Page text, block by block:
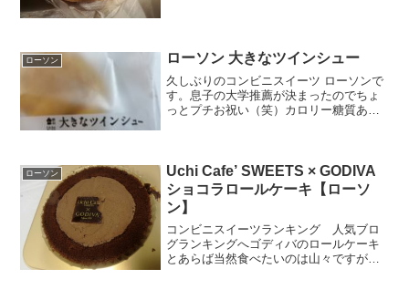
いろいろ魅力的～～～(...
ローソン ローソン 大きなツインシュー
久しぶりのコンビニスイーツ ローソンで
す。息子の大学推薦が決まったのでちょ
っとプチお祝い（笑）カロリー糖質あ
るから、手がちめたいけ...
ローソン
Uchi Cafe’ SWEETS × GODIVA
ショコラロールケーキ【ローソ
ン】
コンビニスイーツランキング 人気ブロ
グランキングへゴディバのロールケーキ
とあらば当然食べたいのは山々ですが、